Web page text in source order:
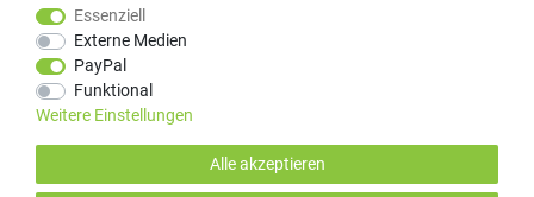
MwSt. zzgl.Versandkosten
Kundenbewertungen von Trusted Shops
Essenziell
Externe Medien
PayPal
Funktional
Weitere Einstellungen
Alle akzeptieren